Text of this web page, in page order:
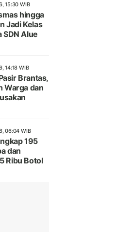
15:30 WIB
hingga
Jadi Kelas
SDN Alue
14:18 WIB
Brantas,
Warga dan
06:04 WIB
195
dan
Ribu Botol